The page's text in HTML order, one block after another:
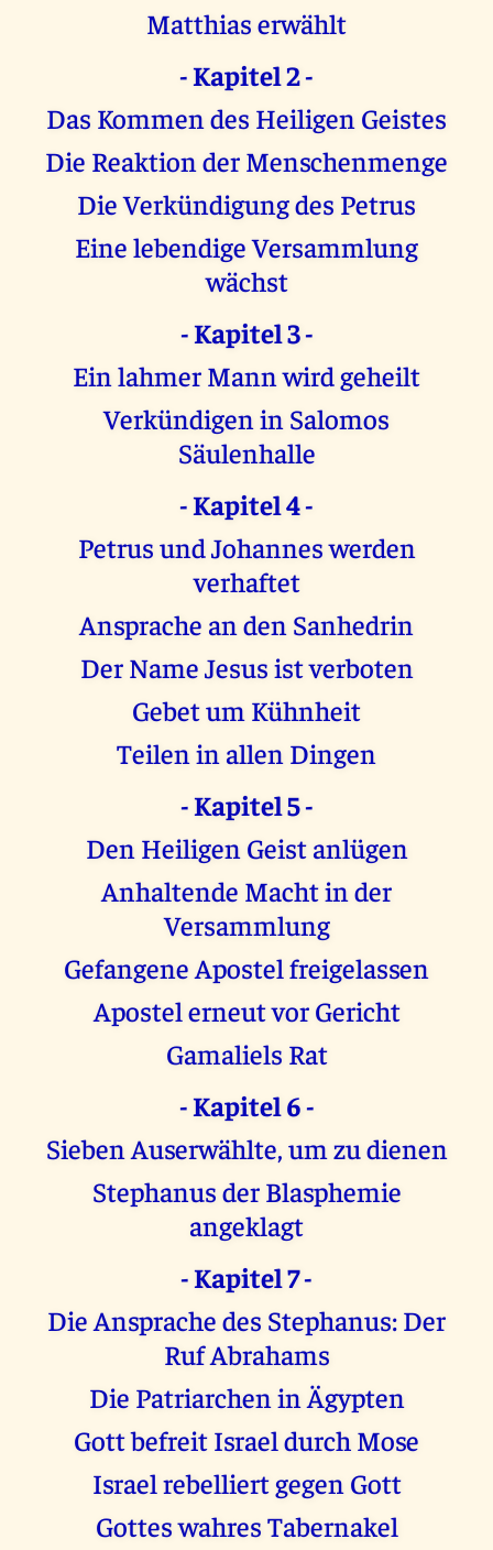
Matthias erwählt
- Kapitel 2 -
Das Kommen des Heiligen Geistes
Die Reaktion der Menschenmenge
Die Verkündigung des Petrus
Eine lebendige Versammlung
wächst
- Kapitel 3 -
Ein lahmer Mann wird geheilt
Verkündigen in Salomos
Säulenhalle
- Kapitel 4 -
Petrus und Johannes werden
verhaftet
Ansprache an den Sanhedrin
Der Name Jesus ist verboten
Gebet um Kühnheit
Teilen in allen Dingen
- Kapitel 5 -
Den Heiligen Geist anlügen
Anhaltende Macht in der
Versammlung
Gefangene Apostel freigelassen
Apostel erneut vor Gericht
Gamaliels Rat
- Kapitel 6 -
Sieben Auserwählte, um zu dienen
Stephanus der Blasphemie
angeklagt
- Kapitel 7 -
Die Ansprache des Stephanus: Der
Ruf Abrahams
Die Patriarchen in Ägypten
Gott befreit Israel durch Mose
Israel rebelliert gegen Gott
Gottes wahres Tabernakel